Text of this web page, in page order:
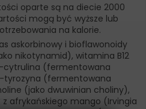
oparte są na diecie 2000
mogą być wyższe lub
na kalorie.
askorbinowy i bioflawonoidy
nikotynamid), witamina B12
cytrulina (fermentowana
tyrozyna (fermentowana
(jako dwuwinian choliny),
afrykańskiego mango (Irvingia